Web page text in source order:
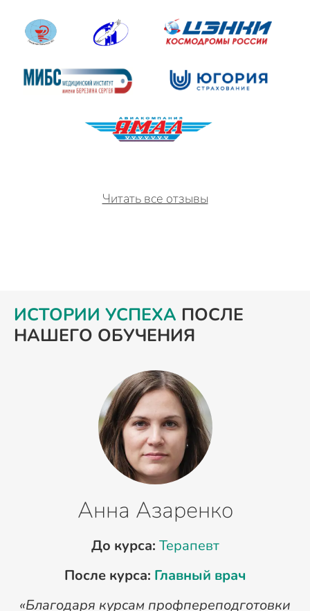
Читать все отзывы
ИСТОРИИ УСПЕХА ПОСЛЕ
НАШЕГО ОБУЧЕНИЯ
Анна Азаренко
До курса: Терапевт
После курса: Главный врач
«Благодаря курсам профпереподготовки